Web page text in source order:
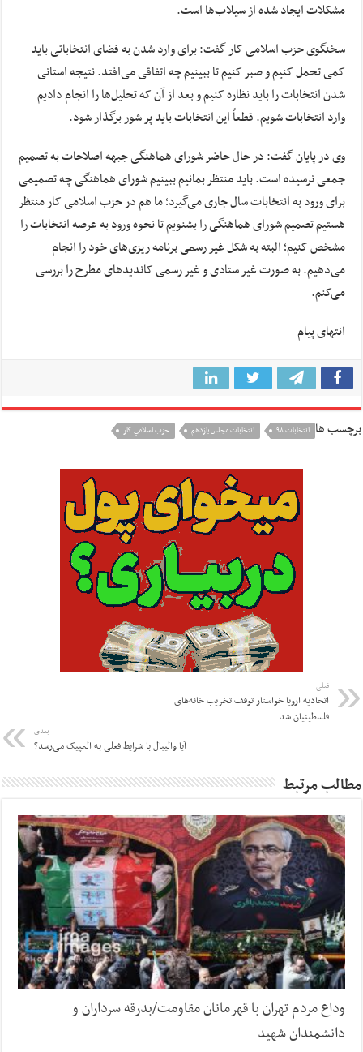
مشکلات ایجاد شده از سیلاب‌ها است.
سخنگوی حزب اسلامی کار گفت: برای وارد شدن به فضای انتخاباتی باید
کمی تحمل کنیم و صبر کنیم تا ببینیم چه اتفاقی می‌افتد. نتیجه استانی
شدن انتخابات را باید نظاره کنیم و بعد از آن که تحلیل‌ها را انجام دادیم
وارد انتخابات شویم. قطعاً این انتخابات باید پر شور برگذار شود.
وی در پایان گفت: در حال حاضر شورای هماهنگی جبهه اصلاحات به تصمیم
جمعی نرسیده است. باید منتظر بمانیم ببینیم شورای هماهنگی چه تصمیمی
برای ورود به انتخابات سال جاری می‌گیرد؛ ما هم در حزب اسلامی کار منتظر
هستیم تصمیم شورای هماهنگی را بشنویم تا نحوه ورود به عرصه انتخابات را
مشخص کنیم؛ البته به شکل غیر رسمی برنامه ریزی‌های خود را انجام
می‌دهیم. به صورت غیر ستادی و غیر رسمی کاندیدهای مطرح را بررسی
می‌کنم.
انتهای پیام
برچسب ها انتخابات ۹۸ انتخابات مجلس یازدهم حزب اسلامي كار
قبلی
اتحادیه اروپا خواستار توقف تخریب خانه‌های
فلسطینیان شد
بعدی
آیا والیبال با شرایط فعلی به المپیک می‌رسد؟
مطالب مرتبط
وداع مردم تهران با قهرمانان مقاومت/بدرقه سرداران و
دانشمندان شهید